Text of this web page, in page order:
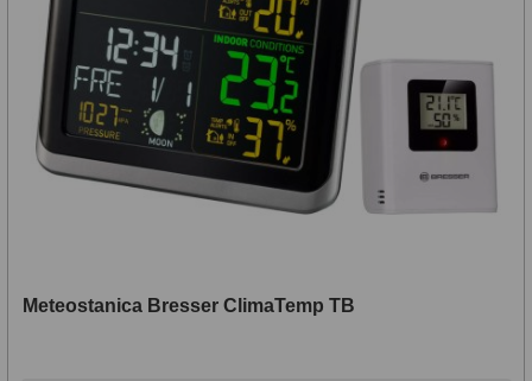
Meteostanica Bresser ClimaTemp TB